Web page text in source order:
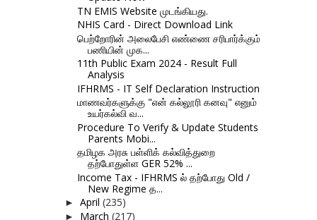
TN EMIS Website முடங்கியது.
NHIS Card - Direct Download Link
பெற்றோரின் அலைபேசி எண்ணை சரிபார்க்கும்
பணியின் முக...
11th Public Exam 2024 - Result Full
Analysis
IFHRMS - IT Self Declaration Instruction
மாணவர்களுக்கு "என் கல்லூரி கனவு" எனும்
உயர்கல்வி வ...
Procedure To Verify & Update Students
Parents Mobi...
தமிழக அரசு பள்ளிக் கல்வித்துறை
தற்போதுள்ள GER 52% ...
Income Tax - IFHRMS ல் தற்போது Old /
New Regime த...
► April (235)
► March (217)